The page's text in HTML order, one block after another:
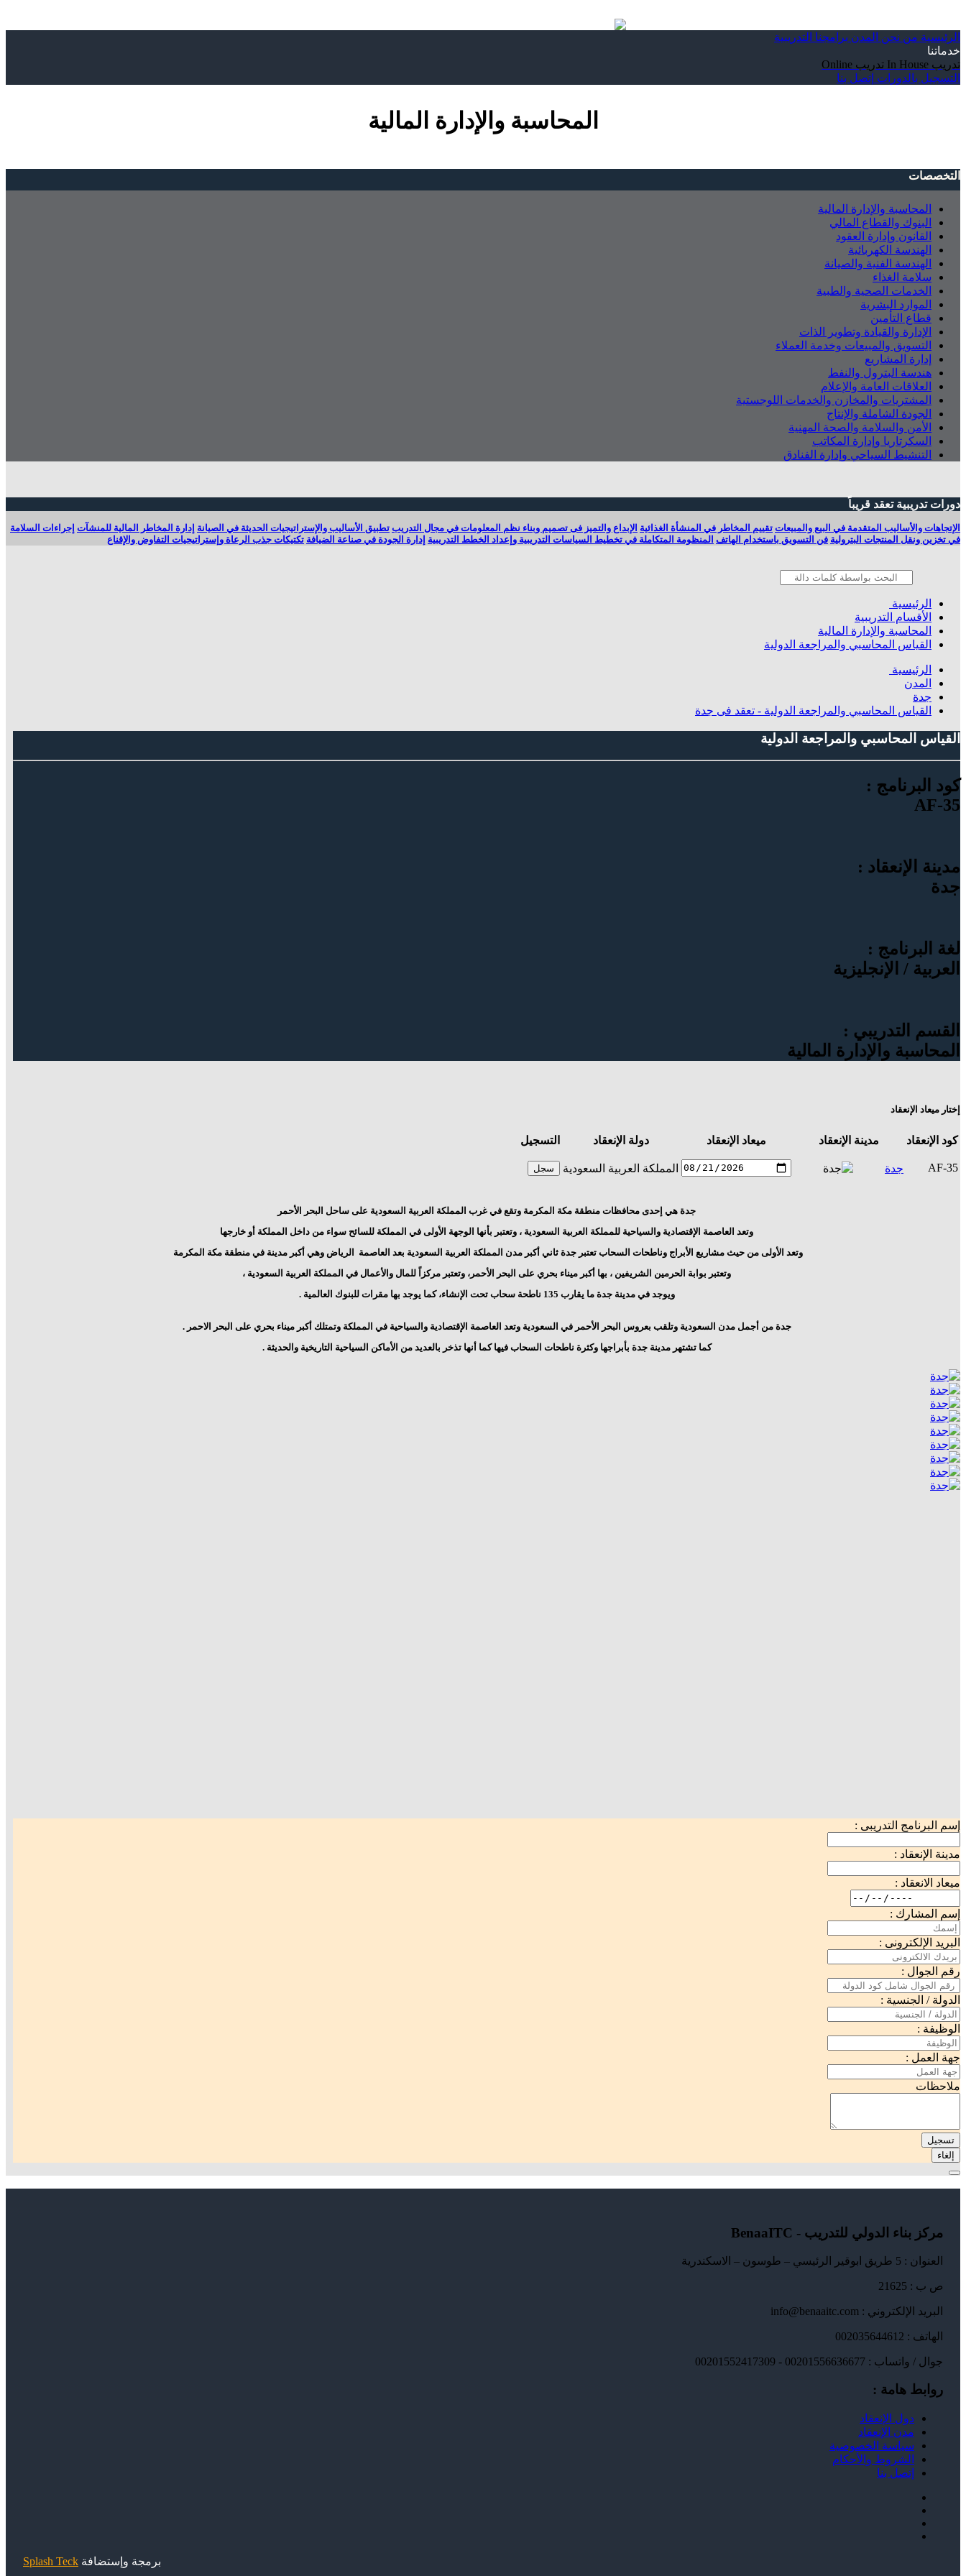
الرئيسية من نحن المدن برامجنا التدريبية
خدماتنا
تدريب In House
تدريب Online
التسجيل بالدورات إتصل بنا
المحاسبة والإدارة المالية
التخصصات
المحاسبة والإدارة المالية
البنوك والقطاع المالي
القانون وإدارة العقود
الهندسة الكهربائية
الهندسة الفنية والصيانة
سلامة الغذاء
الخدمات الصحية والطبية
الموارد البشرية
قطاع التأمين
الإدارة والقيادة وتطوير الذات
التسويق والمبيعات وخدمة العملاء
إدارة المشاريع
هندسة البترول والنفط
العلاقات العامة والإعلام
المشتريات والمخازن والخدمات اللوجستية
الجودة الشاملة والإنتاج
الأمن والسلامة والصحة المهنية
السكرتاريا وإدارة المكاتب
التنشيط السياحي وإدارة الفنادق
دورات تدريبية تعقد قريباً
الإتجاهات والأساليب المتقدمة في البيع والمبيعات تقييم المخاطر في المنشأة الغذائية الإبداع والتميز فى تصميم وبناء نظم المعلومات في مجال التدريب تطبيق الأساليب والإستراتيجيات الحديثة في الصيانة إدارة المخاطر المالية للمنشآت إجراءات السلامة
في تخزين ونقل المنتجات البترولية فن التسويق باستخدام الهاتف المنظومة المتكاملة في تخطيط السياسات التدريبية وإعداد الخطط التدريبية إدارة الجودة في صناعة الضيافة تكتيكات جذب الرعاة وإستراتيجيات التفاوض والإقناع
الرئيسية
الأقسام التدريبية
المحاسبة والإدارة المالية
القياس المحاسبي والمراجعة الدولية
الرئيسية
المدن
جدة
القياس المحاسبي والمراجعة الدولية - تعقد فى جدة
القياس المحاسبي والمراجعة الدولية
كود البرنامج :
AF-35
مدينة الإنعقاد :
جدة
لغة البرنامج :
العربية / الإنجليزية
القسم التدريبي :
المحاسبة والإدارة المالية
إختار ميعاد الإنعقاد
كود الإنعقاد مدينة الإنعقاد ميعاد الإنعقاد دولة الإنعقاد التسجيل
AF-35 جدة المملكة العربية السعودية سجل
جدة هي إحدى محافظات منطقة مكة المكرمة وتقع في غرب المملكة العربية السعودية على ساحل البحر الأحمر
وتعد العاصمة الإقتصادية والسياحية للمملكة العربية السعودية ، وتعتبر بأنها الوجهة الأولى في المملكة للسائح سواء من داخل المملكة أو خارجها
وتعد الأولى من حيث مشاريع الأبراج وناطحات السحاب تعتبر جدة ثاني أكبر مدن المملكة العربية السعودية بعد العاصمة الرياض وهي أكبر مدينة في منطقة مكة المكرمة
وتعتبر بوابة الحرمين الشريفين ، بها أكبر ميناء بحري على البحر الأحمر، وتعتبر مركزاً للمال والأعمال في المملكة العربية السعودية ،
ويوجد في مدينة جدة ما يقارب 135 ناطحة سحاب تحت الإنشاء، كما يوجد بها مقرات للبنوك العالمية .
جدة من أجمل مدن السعودية وتلقب بعروس البحر الأحمر في السعودية وتعد العاصمة الإقتصادية والسياحية في المملكة وتمتلك أكبر ميناء بحري على البحر الاحمر .
كما تشتهر مدينة جدة بأبراجها وكثرة ناطحات السحاب فيها كما أنها تذخر بالعديد من الأماكن السياحية التاريخية والحديثة .
إسم البرنامج التدريبى :
مدينة الإنعقاد :
ميعاد الانعقاد :
إسم المشارك :
البريد الإلكترونى :
رقم الجوال :
الدولة / الجنسية :
الوظيفة :
جهة العمل :
ملاحظات
تسجيل
إلغاء
مركز بناء الدولي للتدريب - BenaaITC
العنوان : 5 طريق ابوقير الرئيسي – طوسون – الاسكندرية
ص ب : 21625
البريد الإلكتروني : info@benaaitc.com
الهاتف : 002035644612
جوال / واتساب : 00201556636677 - 00201552417309
روابط هامة :
دول الإنعقاد
مدن الإنعقاد
سياسة الخصوصية
الشروط والأحكام
إتصل بنا
برمجة وإستضافة Splash Teck